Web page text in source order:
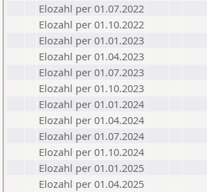
Elozahl per 01.07.2022
Elozahl per 01.10.2022
Elozahl per 01.01.2023
Elozahl per 01.04.2023
Elozahl per 01.07.2023
Elozahl per 01.10.2023
Elozahl per 01.01.2024
Elozahl per 01.04.2024
Elozahl per 01.07.2024
Elozahl per 01.10.2024
Elozahl per 01.01.2025
Elozahl per 01.04.2025